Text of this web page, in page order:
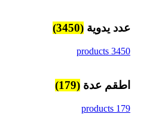
عدد يدوية (3450)
3450 products
اطقم عدة (179)
179 products